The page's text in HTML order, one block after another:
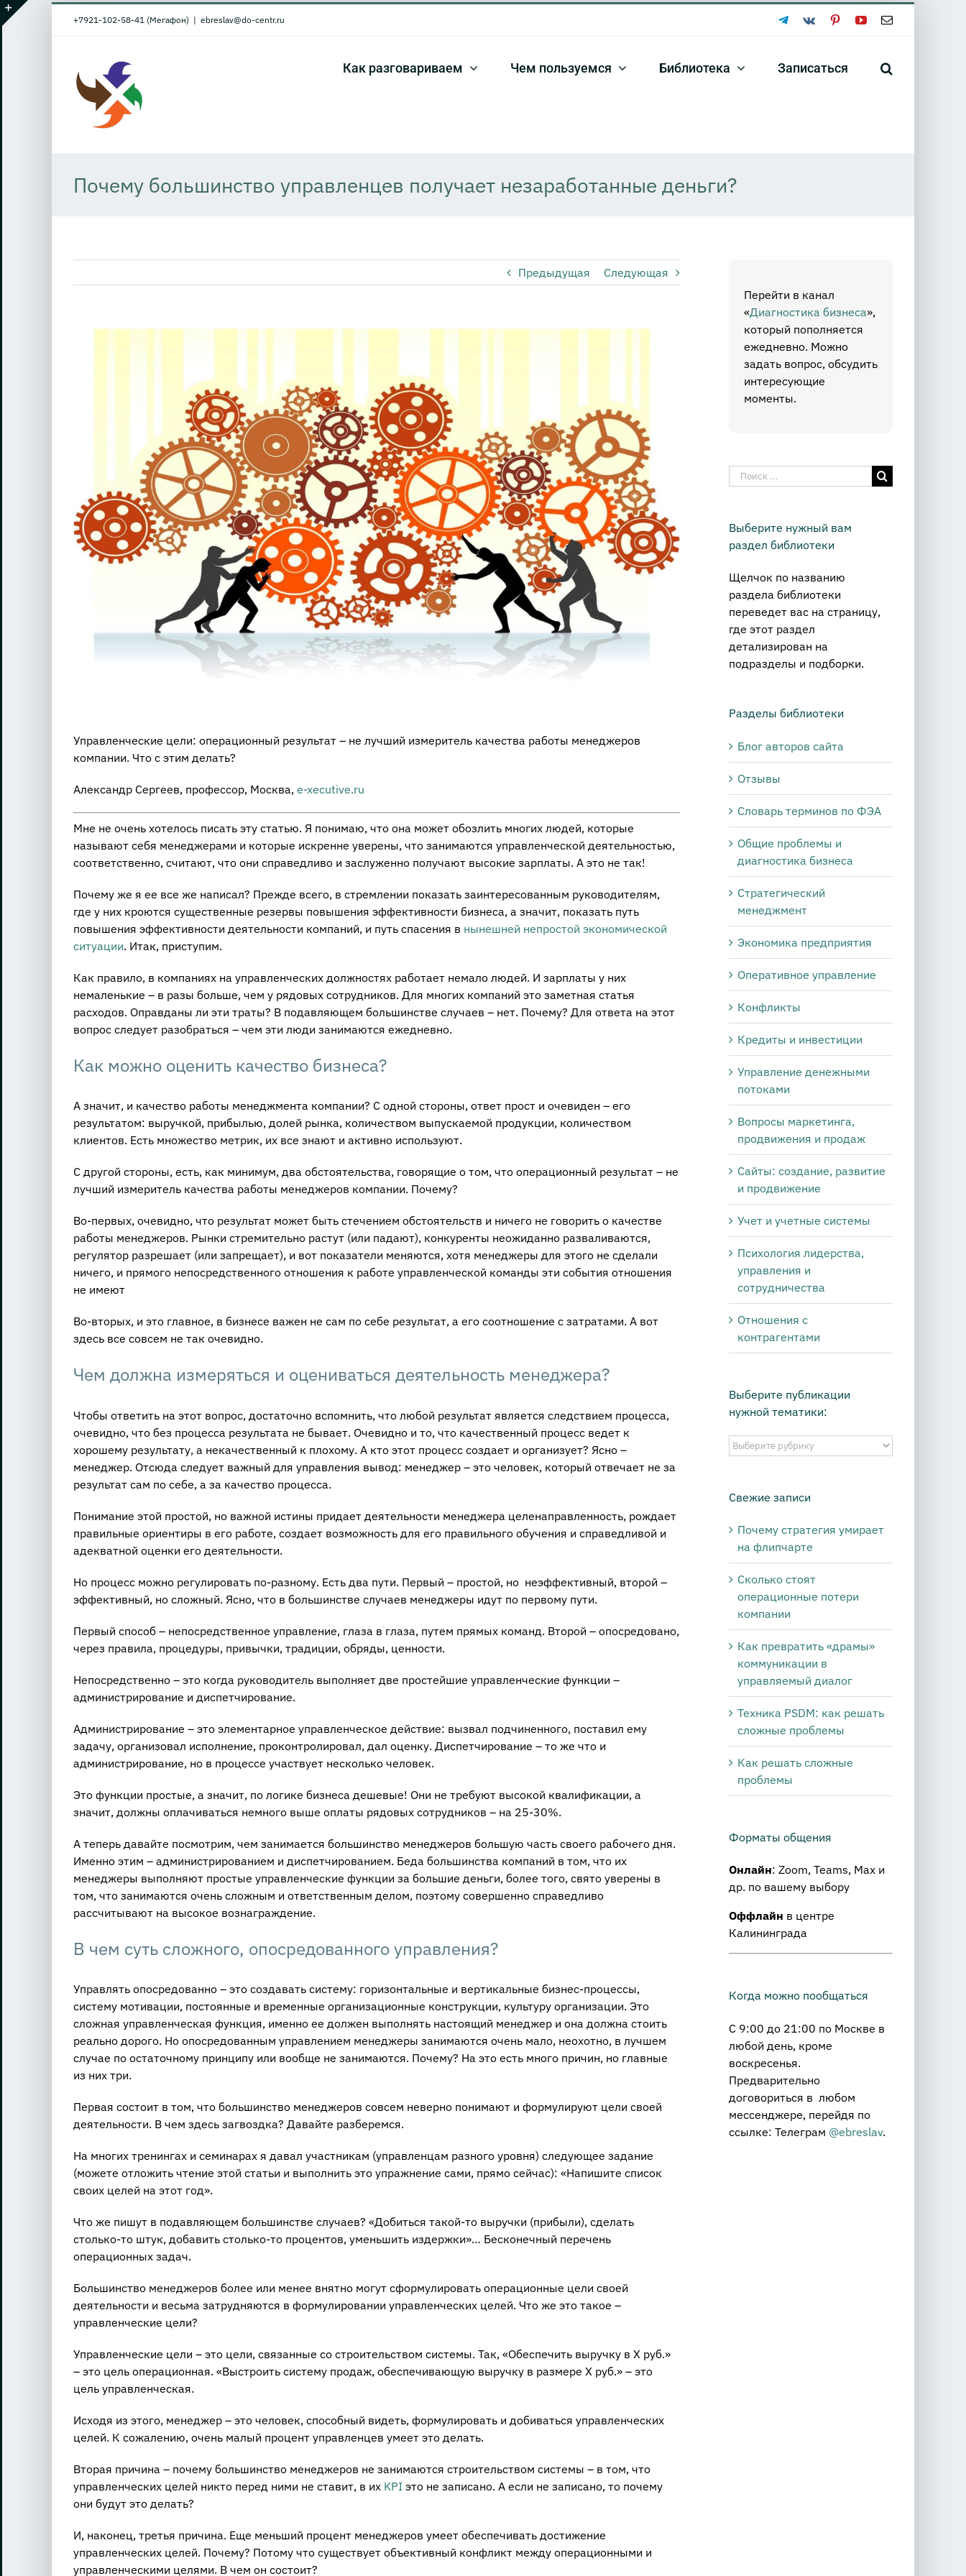
Skip
to
+7921-102-58-41 (Мегафон) | ebreslav@do-centr.ru Telegram
Vk PinterestYouTubeEmail
Как разговариваем Чем пользуемся Библиотека Записаться
Почему большинство управленцев получает незаработанные деньги?
Предыдущая Следующая
Управленческие цели: операционный результат – не лучший измеритель качества работы менеджеров
компании. Что с этим делать?
Александр Сергеев, профессор, Москва, e-xecutive.ru
Мне не очень хотелось писать эту статью. Я понимаю, что она может обозлить многих людей, которые
называют себя менеджерами и которые искренне уверены, что занимаются управленческой деятельностью,
соответственно, считают, что они справедливо и заслуженно получают высокие зарплаты. А это не так!
Почему же я ее все же написал? Прежде всего, в стремлении показать заинтересованным руководителям,
где у них кроются существенные резервы повышения эффективности бизнеса, а значит, показать путь
повышения эффективности деятельности компаний, и путь спасения в нынешней непростой экономической
ситуации. Итак, приступим.
Как правило, в компаниях на управленческих должностях работает немало людей. И зарплаты у них
немаленькие – в разы больше, чем у рядовых сотрудников. Для многих компаний это заметная статья
расходов. Оправданы ли эти траты? В подавляющем большинстве случаев – нет. Почему? Для ответа на этот
вопрос следует разобраться – чем эти люди занимаются ежедневно.
Как можно оценить качество бизнеса?
А значит, и качество работы менеджмента компании? С одной стороны, ответ прост и очевиден – его
результатом: выручкой, прибылью, долей рынка, количеством выпускаемой продукции, количеством
клиентов. Есть множество метрик, их все знают и активно используют.
С другой стороны, есть, как минимум, два обстоятельства, говорящие о том, что операционный результат – не
лучший измеритель качества работы менеджеров компании. Почему?
Во-первых, очевидно, что результат может быть стечением обстоятельств и ничего не говорить о качестве
работы менеджеров. Рынки стремительно растут (или падают), конкуренты неожиданно разваливаются,
регулятор разрешает (или запрещает), и вот показатели меняются, хотя менеджеры для этого не сделали
ничего, и прямого непосредственного отношения к работе управленческой команды эти события отношения
не имеют
Во-вторых, и это главное, в бизнесе важен не сам по себе результат, а его соотношение с затратами. А вот
здесь все совсем не так очевидно.
Чем должна измеряться и оцениваться деятельность менеджера?
Чтобы ответить на этот вопрос, достаточно вспомнить, что любой результат является следствием процесса,
очевидно, что без процесса результата не бывает. Очевидно и то, что качественный процесс ведет к
хорошему результату, а некачественный к плохому. А кто этот процесс создает и организует? Ясно –
менеджер. Отсюда следует важный для управления вывод: менеджер – это человек, который отвечает не за
результат сам по себе, а за качество процесса.
Понимание этой простой, но важной истины придает деятельности менеджера целенаправленность, рождает
правильные ориентиры в его работе, создает возможность для его правильного обучения и справедливой и
адекватной оценки его деятельности.
Но процесс можно регулировать по-разному. Есть два пути. Первый – простой, но неэффективный, второй –
эффективный, но сложный. Ясно, что в большинстве случаев менеджеры идут по первому пути.
Первый способ – непосредственное управление, глаза в глаза, путем прямых команд. Второй – опосредовано,
через правила, процедуры, привычки, традиции, обряды, ценности.
Непосредственно – это когда руководитель выполняет две простейшие управленческие функции –
администрирование и диспетчирование.
Администрирование – это элементарное управленческое действие: вызвал подчиненного, поставил ему
задачу, организовал исполнение, проконтролировал, дал оценку. Диспетчирование – то же что и
администрирование, но в процессе участвует несколько человек.
Это функции простые, а значит, по логике бизнеса дешевые! Они не требуют высокой квалификации, а
значит, должны оплачиваться немного выше оплаты рядовых сотрудников – на 25-30%.
А теперь давайте посмотрим, чем занимается большинство менеджеров большую часть своего рабочего дня.
Именно этим – администрированием и диспетчированием. Беда большинства компаний в том, что их
менеджеры выполняют простые управленческие функции за большие деньги, более того, свято уверены в
том, что занимаются очень сложным и ответственным делом, поэтому совершенно справедливо
рассчитывают на высокое вознаграждение.
В чем суть сложного, опосредованного управления?
Управлять опосредованно – это создавать систему: горизонтальные и вертикальные бизнес-процессы,
систему мотивации, постоянные и временные организационные конструкции, культуру организации. Это
сложная управленческая функция, именно ее должен выполнять настоящий менеджер и она должна стоить
реально дорого. Но опосредованным управлением менеджеры занимаются очень мало, неохотно, в лучшем
случае по остаточному принципу или вообще не занимаются. Почему? На это есть много причин, но главные
из них три.
Первая состоит в том, что большинство менеджеров совсем неверно понимают и формулируют цели своей
деятельности. В чем здесь загвоздка? Давайте разберемся.
На многих тренингах и семинарах я давал участникам (управленцам разного уровня) следующее задание
(можете отложить чтение этой статьи и выполнить это упражнение сами, прямо сейчас): «Напишите список
своих целей на этот год».
Что же пишут в подавляющем большинстве случаев? «Добиться такой-то выручки (прибыли), сделать
столько-то штук, добавить столько-то процентов, уменьшить издержки»… Бесконечный перечень
операционных задач.
Большинство менеджеров более или менее внятно могут сформулировать операционные цели своей
деятельности и весьма затрудняются в формулировании управленческих целей. Что же это такое –
управленческие цели?
Управленческие цели – это цели, связанные со строительством системы. Так, «Обеспечить выручку в Х руб.»
– это цель операционная. «Выстроить систему продаж, обеспечивающую выручку в размере Х руб.» – это
цель управленческая.
Исходя из этого, менеджер – это человек, способный видеть, формулировать и добиваться управленческих
целей. К сожалению, очень малый процент управленцев умеет это делать.
Вторая причина – почему большинство менеджеров не занимаются строительством системы – в том, что
управленческих целей никто перед ними не ставит, в их KPI это не записано. А если не записано, то почему
они будут это делать?
И, наконец, третья причина. Еще меньший процент менеджеров умеет обеспечивать достижение
управленческих целей. Почему? Потому что существует объективный конфликт между операционными и
управленческими целями. В чем он состоит?
Перейти в канал
«Диагностика бизнеса»,
который пополняется
ежедневно. Можно
задать вопрос, обсудить
интересующие
моменты.
Результат
поиска:
Выберите нужный вам
раздел библиотеки
Щелчок по названию
раздела библиотеки
переведет вас на страницу,
где этот раздел
детализирован на
подразделы и подборки.
Разделы библиотеки
Блог авторов сайта
Отзывы
Словарь терминов по ФЭА
Общие проблемы и
диагностика бизнеса
Стратегический
менеджмент
Экономика предприятия
Оперативное управление
Конфликты
Кредиты и инвестиции
Управление денежными
потоками
Вопросы маркетинга,
продвижения и продаж
Сайты: создание, развитие
и продвижение
Учет и учетные системы
Психология лидерства,
управления и
сотрудничества
Отношения с
контрагентами
Выберите публикации
нужной тематики:
Выберите
публикации
тематики:
Свежие записи
Почему стратегия умирает
на флипчарте
Сколько стоят
операционные потери
компании
Как превратить «драмы»
коммуникации в
управляемый диалог
Техника PSDM: как решать
сложные проблемы
Как решать сложные
проблемы
Форматы общения
Онлайн: Zoom, Teams, Max и
др. по вашему выбору
Оффлайн в центре
Калининграда
Когда можно пообщаться
С 9:00 до 21:00 по Москве в
любой день, кроме
воскресенья.
Предварительно
договориться в любом
мессенджере, перейдя по
ссылке: Телеграм @ebreslav.